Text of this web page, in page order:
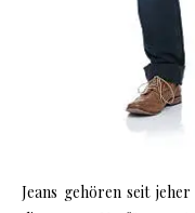
Jeans gehören seit